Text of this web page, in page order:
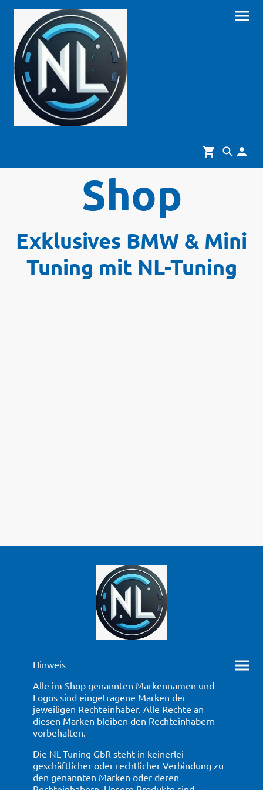
Shop
Exklusives BMW & Mini
Tuning mit NL-Tuning
Hinweis
Alle im Shop genannten Markennamen und
Logos sind eingetragene Marken der
jeweiligen Rechteinhaber. Alle Rechte an
diesen Marken bleiben den Rechteinhabern
vorbehalten.
Die NL-Tuning GbR steht in keinerlei
geschäftlicher oder rechtlicher Verbindung zu
den genannten Marken oder deren